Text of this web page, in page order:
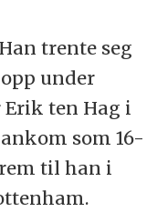
trente seg
under
ten Hag i
som 16-
til han i